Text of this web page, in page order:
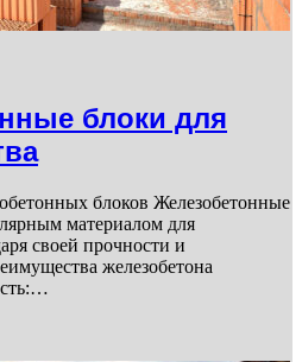
блоки для
блоков Железобетонные
материалом для
своей прочности и
железобетона